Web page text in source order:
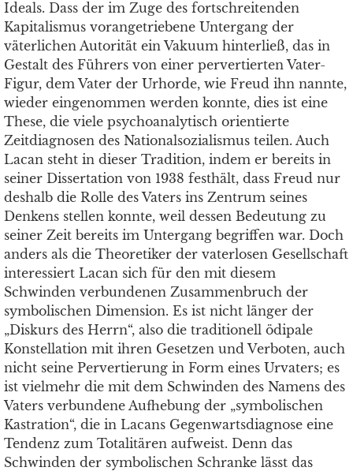
Ideals. Dass der im Zuge des fortschreitenden
Kapitalismus vorangetriebene Untergang der
väterlichen Autorität ein Vakuum hinterließ, das in
Gestalt des Führers von einer pervertierten Vater-
Figur, dem Vater der Urhorde, wie Freud ihn nannte,
wieder eingenommen werden konnte, dies ist eine
These, die viele psychoanalytisch orientierte
Zeitdiagnosen des Nationalsozialismus teilen. Auch
Lacan steht in dieser Tradition, indem er bereits in
seiner Dissertation von 1938 festhält, dass Freud nur
deshalb die Rolle des Vaters ins Zentrum seines
Denkens stellen konnte, weil dessen Bedeutung zu
seiner Zeit bereits im Untergang begriffen war. Doch
anders als die Theoretiker der vaterlosen Gesellschaft
interessiert Lacan sich für den mit diesem
Schwinden verbundenen Zusammenbruch der
symbolischen Dimension. Es ist nicht länger der
„Diskurs des Herrn“, also die traditionell ödipale
Konstellation mit ihren Gesetzen und Verboten, auch
nicht seine Pervertierung in Form eines Urvaters; es
ist vielmehr die mit dem Schwinden des Namens des
Vaters verbundene Aufhebung der „symbolischen
Kastration“, die in Lacans Gegenwartsdiagnose eine
Tendenz zum Totalitären aufweist. Denn das
Schwinden der symbolischen Schranke lässt das